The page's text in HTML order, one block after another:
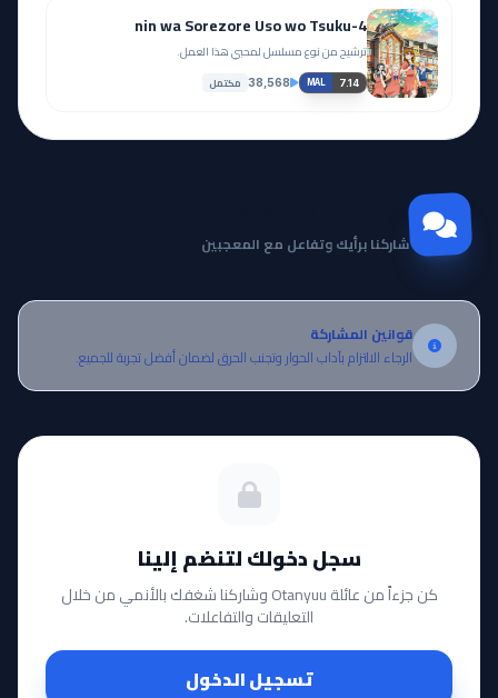
4-nin wa Sorezore Uso wo Tsuku
ترشيح من نوع مسلسل لمحبي هذا العمل.
MAL 7.14
38,568 مكتمل
مجتمع Otanyuu
شاركنا برأيك وتفاعل مع المعجبين
قوانين المشاركة
الرجاء الالتزام بآداب الحوار وتجنب الحرق لضمان أفضل تجربة للجميع.
سجل دخولك لتنضم إلينا
كن جزءاً من عائلة Otanyuu وشاركنا شغفك بالأنمي من خلال
التعليقات والتفاعلات.
تسجيل الدخول